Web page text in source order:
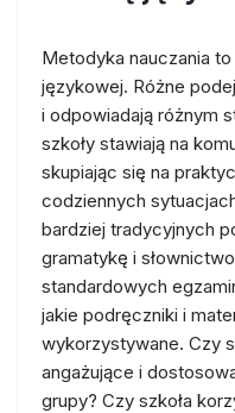
Metodyka nauczania
językowej. Różne
i odpowiadają różnym
szkoły stawiają na
skupiając się na
codziennych
bardziej tradycyjnych
gramatykę i
standardowych
jakie podręczniki i
wykorzystywane. Czy
angażujące i
grupy? Czy szkoła